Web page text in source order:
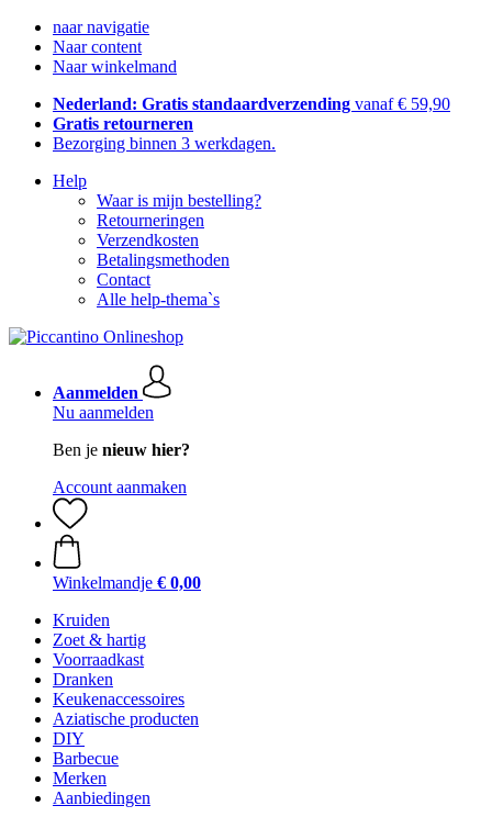
naar navigatie
Naar content
Naar winkelmand
Nederland: Gratis standaardverzending vanaf € 59,90
Gratis retourneren
Bezorging binnen 3 werkdagen.
Help
Waar is mijn bestelling?
Retourneringen
Verzendkosten
Betalingsmethoden
Contact
Alle help-thema`s
Aanmelden
Nu aanmelden
Ben je nieuw hier?
Account aanmaken
Winkelmandje € 0,00
Kruiden
Zoet & hartig
Voorraadkast
Dranken
Keukenaccessoires
Aziatische producten
DIY
Barbecue
Merken
Aanbiedingen